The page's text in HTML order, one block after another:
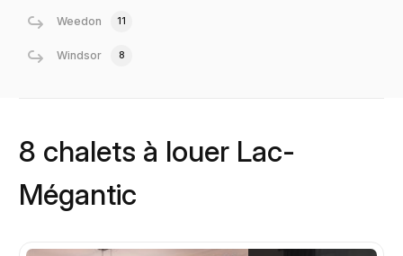
Weedon 11
Windsor 8
8 chalets à louer Lac-
Mégantic